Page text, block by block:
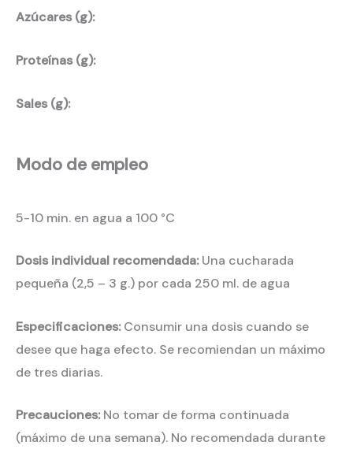
Azúcares (g):
Proteínas (g):
Sales (g):
Modo de empleo
5-10 min. en agua a 100 °C
Dosis individual recomendada:Una cucharada
pequeña (2,5 – 3 g.) por cada 250 ml. de agua
Especificaciones:Consumir una dosis cuando se
desee que haga efecto. Se recomiendan un máximo
de tres diarias.
Precauciones:No tomar de forma continuada
(máximo de una semana). No recomendada durante